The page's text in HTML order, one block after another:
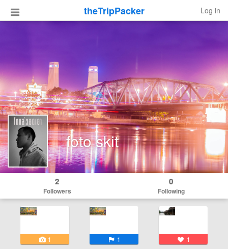
theTripPacker Log in
foto skit
2
Followers
0
Following
1 1 1